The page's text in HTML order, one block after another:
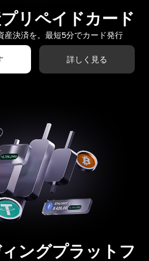
リペイドカード
産決済を。最短5分でカード発行
詳しく見る
ィングプラットフ